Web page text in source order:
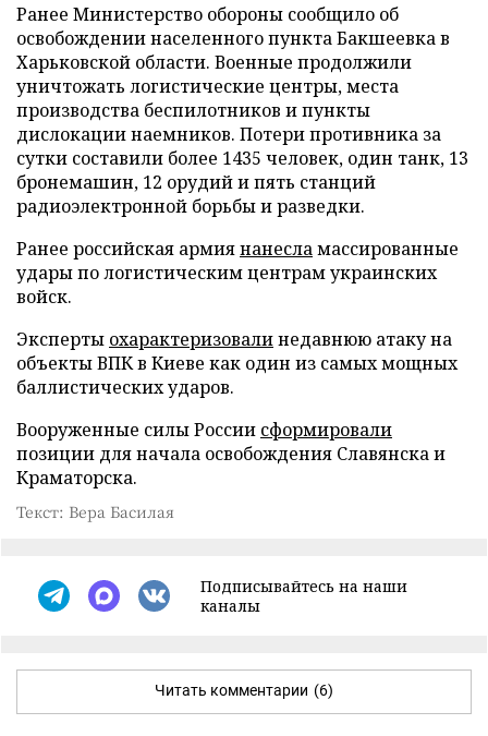
Ранее Министерство обороны сообщило об
освобождении населенного пункта Бакшеевка в
Харьковской области. Военные продолжили
уничтожать логистические центры, места
производства беспилотников и пункты
дислокации наемников. Потери противника за
сутки составили более 1435 человек, один танк, 13
бронемашин, 12 орудий и пять станций
радиоэлектронной борьбы и разведки.
Ранее российская армиянанесламассированные
удары по логистическим центрам украинских
войск.
Эксперты охарактеризовалинедавнюю атаку на
объекты ВПК в Киеве как один из самых мощных
баллистических ударов.
Вооруженные силы России сформировали
позиции для начала освобождения Славянска и
Краматорска.
Текст: Вера Басилая
Подписывайтесь на наши
каналы
Читать комментарии (6)